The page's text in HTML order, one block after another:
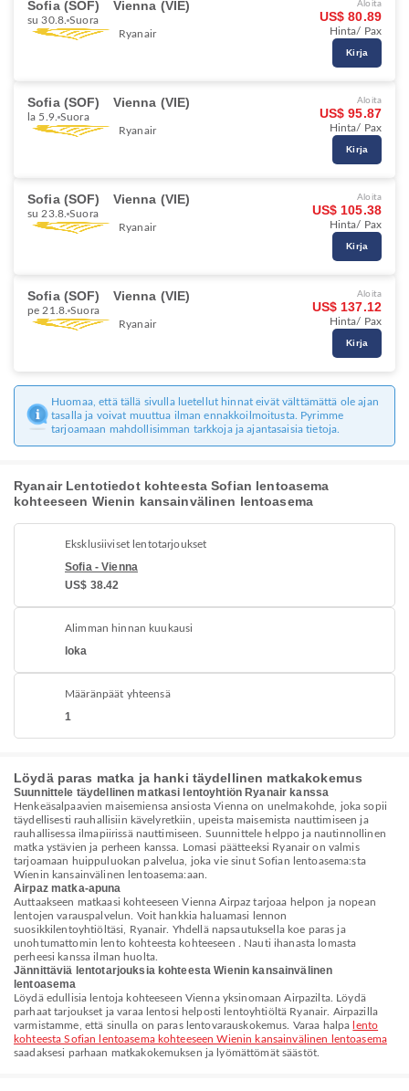
Sofia (SOF) Vienna (VIE)
su 30.8. Suora
Ryanair
Aloita
US$ 80.89
Hinta/ Pax
Kirja
Sofia (SOF) Vienna (VIE)
la 5.9. Suora
Ryanair
Aloita
US$ 95.87
Hinta/ Pax
Kirja
Sofia (SOF) Vienna (VIE)
su 23.8. Suora
Ryanair
Aloita
US$ 105.38
Hinta/ Pax
Kirja
Sofia (SOF) Vienna (VIE)
pe 21.8. Suora
Ryanair
Aloita
US$ 137.12
Hinta/ Pax
Kirja
Huomaa, että tällä sivulla luetellut hinnat eivät välttämättä ole ajan
tasalla ja voivat muuttua ilman ennakkoilmoitusta. Pyrimme
tarjoamaan mahdollisimman tarkkoja ja ajantasaisia tietoja.
Ryanair Lentotiedot kohteesta Sofian lentoasema
kohteeseen Wienin kansainvälinen lentoasema
Eksklusiiviset lentotarjoukset
Sofia - Vienna
US$ 38.42
Alimman hinnan kuukausi
loka
Määränpäät yhteensä
1
Löydä paras matka ja hanki täydellinen matkakokemus
Suunnittele täydellinen matkasi lentoyhtiön Ryanair kanssa
Henkeäsalpaavien maisemiensa ansiosta Vienna on unelmakohde, joka sopii
täydellisesti rauhallisiin kävelyretkiin, upeista maisemista nauttimiseen ja
rauhallisessa ilmapiirissä nauttimiseen. Suunnittele helppo ja nautinnollinen
matka ystävien ja perheen kanssa. Lomasi päätteeksi Ryanair on valmis
tarjoamaan huippuluokan palvelua, joka vie sinut Sofian lentoasema:sta
Wienin kansainvälinen lentoasema:aan.
Airpaz matka-apuna
Auttaakseen matkaasi kohteeseen Vienna Airpaz tarjoaa helpon ja nopean
lentojen varauspalvelun. Voit hankkia haluamasi lennon
suosikkilentoyhtiöltäsi, Ryanair. Yhdellä napsautuksella koe paras ja
unohtumattomin lento kohteesta kohteeseen . Nauti ihanasta lomasta
perheesi kanssa ilman huolta.
Jännittäviä lentotarjouksia kohteesta Wienin kansainvälinen
lentoasema
Löydä edullisia lentoja kohteeseen Vienna yksinomaan Airpazilta. Löydä
parhaat tarjoukset ja varaa lentosi helposti lentoyhtiöltä Ryanair. Airpazilla
varmistamme, että sinulla on paras lentovarauskokemus. Varaa halpa lento
kohteesta Sofian lentoasema kohteeseen Wienin kansainvälinen lentoasema
saadaksesi parhaan matkakokemuksen ja lyömättömät säästöt.